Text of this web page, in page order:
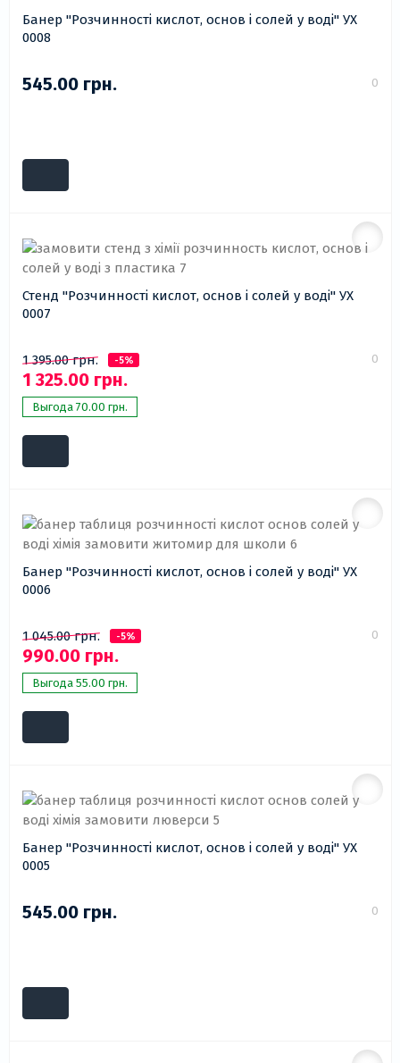
Банер "Розчинності кислот, основ і солей у воді" УХ
0008
545.00 грн. 0
Стенд "Розчинності кислот, основ і солей у воді" УХ
0007
1 395.00 грн. -5%
1 325.00 грн.
Выгода 70.00 грн.
0
Банер "Розчинності кислот, основ і солей у воді" УХ
0006
1 045.00 грн. -5%
990.00 грн.
Выгода 55.00 грн.
0
Банер "Розчинності кислот, основ і солей у воді" УХ
0005
545.00 грн. 0